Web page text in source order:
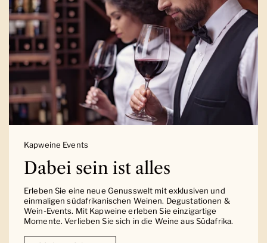
Kapweine Events
Dabei sein ist alles
Erleben Sie eine neue Genusswelt mit exklusiven und
einmaligen südafrikanischen Weinen. Degustationen &
Wein-Events. Mit Kapweine erleben Sie einzigartige
Momente. Verlieben Sie sich in die Weine aus Südafrika.